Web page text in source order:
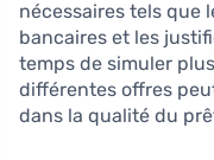
nécessaires tels que
bancaires et les
temps de simuler
différentes offres
dans la qualité du